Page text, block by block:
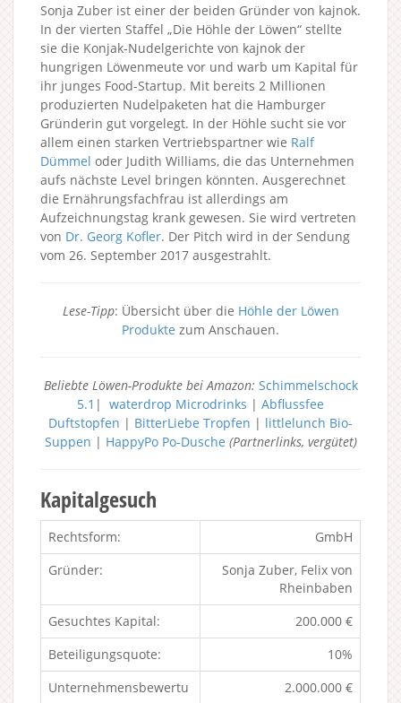
Sonja Zuber ist einer der beiden Gründer von kajnok.
In der vierten Staffel „Die Höhle der Löwen“ stellte
sie die Konjak-Nudelgerichte von kajnok der
hungrigen Löwenmeute vor und warb um Kapital für
ihr junges Food-Startup. Mit bereits 2 Millionen
produzierten Nudelpaketen hat die Hamburger
Gründerin gut vorgelegt. In der Höhle sucht sie vor
allem einen starken Vertriebspartner wie Ralf
Dümmel oder Judith Williams, die das Unternehmen
aufs nächste Level bringen könnten. Ausgerechnet
die Ernährungsfachfrau ist allerdings am
Aufzeichnungstag krank gewesen. Sie wird vertreten
von Dr. Georg Kofler. Der Pitch wird in der Sendung
vom 26. September 2017 ausgestrahlt.
Lese-Tipp: Übersicht über die Höhle der Löwen
Produkte zum Anschauen.
Beliebte Löwen-Produkte bei Amazon: Schimmelschock
5.1 | waterdrop Microdrinks | Abflussfee
Duftstopfen | BitterLiebe Tropfen | littlelunch Bio-
Suppen | HappyPo Po-Dusche (Partnerlinks, vergütet)
Kapitalgesuch
Rechtsform:
GmbH
Gründer:
Sonja Zuber, Felix von
Rheinbaben
Gesuchtes Kapital:
200.000 €
Beteiligungsquote:
10%
Unternehmensbewertu
2.000.000 €